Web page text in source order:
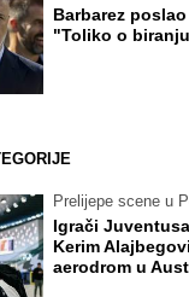
Barbarez
"Toliko o
Prelijepe scene u
Igrači
Kerim
aerodrom u